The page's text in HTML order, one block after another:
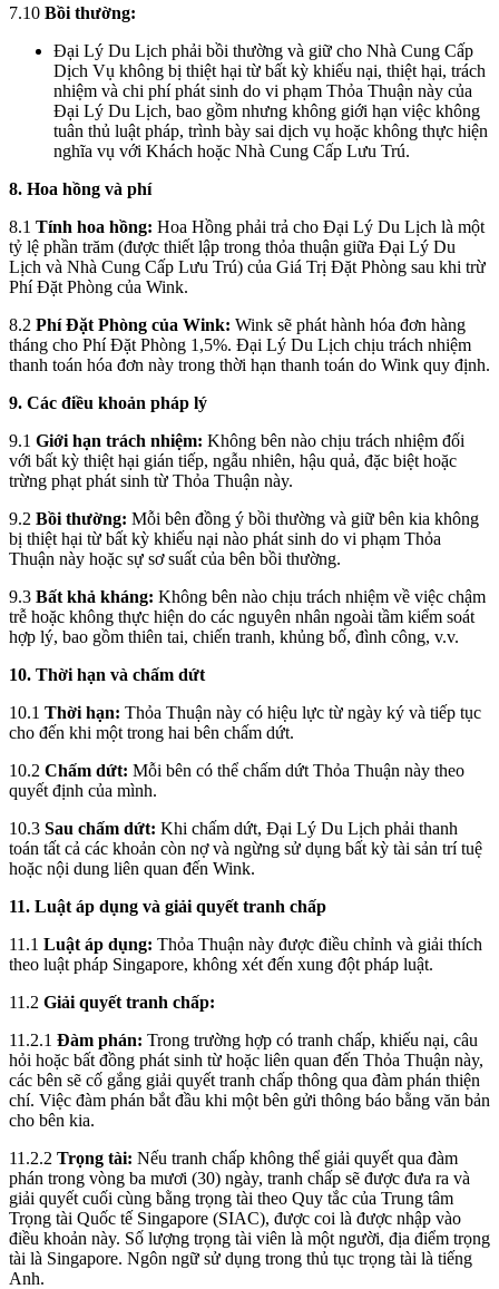
7.10 Bồi thường:
Đại Lý Du Lịch phải bồi thường và giữ cho Nhà Cung Cấp
Dịch Vụ không bị thiệt hại từ bất kỳ khiếu nại, thiệt hại, trách
nhiệm và chi phí phát sinh do vi phạm Thỏa Thuận này của
Đại Lý Du Lịch, bao gồm nhưng không giới hạn việc không
tuân thủ luật pháp, trình bày sai dịch vụ hoặc không thực hiện
nghĩa vụ với Khách hoặc Nhà Cung Cấp Lưu Trú.
8. Hoa hồng và phí
8.1 Tính hoa hồng: Hoa Hồng phải trả cho Đại Lý Du Lịch là một
tỷ lệ phần trăm (được thiết lập trong thỏa thuận giữa Đại Lý Du
Lịch và Nhà Cung Cấp Lưu Trú) của Giá Trị Đặt Phòng sau khi trừ
Phí Đặt Phòng của Wink.
8.2 Phí Đặt Phòng của Wink: Wink sẽ phát hành hóa đơn hàng
tháng cho Phí Đặt Phòng 1,5%. Đại Lý Du Lịch chịu trách nhiệm
thanh toán hóa đơn này trong thời hạn thanh toán do Wink quy định.
9. Các điều khoản pháp lý
9.1 Giới hạn trách nhiệm: Không bên nào chịu trách nhiệm đối
với bất kỳ thiệt hại gián tiếp, ngẫu nhiên, hậu quả, đặc biệt hoặc
trừng phạt phát sinh từ Thỏa Thuận này.
9.2 Bồi thường: Mỗi bên đồng ý bồi thường và giữ bên kia không
bị thiệt hại từ bất kỳ khiếu nại nào phát sinh do vi phạm Thỏa
Thuận này hoặc sự sơ suất của bên bồi thường.
9.3 Bất khả kháng: Không bên nào chịu trách nhiệm về việc chậm
trễ hoặc không thực hiện do các nguyên nhân ngoài tầm kiểm soát
hợp lý, bao gồm thiên tai, chiến tranh, khủng bố, đình công, v.v.
10. Thời hạn và chấm dứt
10.1 Thời hạn: Thỏa Thuận này có hiệu lực từ ngày ký và tiếp tục
cho đến khi một trong hai bên chấm dứt.
10.2 Chấm dứt: Mỗi bên có thể chấm dứt Thỏa Thuận này theo
quyết định của mình.
10.3 Sau chấm dứt: Khi chấm dứt, Đại Lý Du Lịch phải thanh
toán tất cả các khoản còn nợ và ngừng sử dụng bất kỳ tài sản trí tuệ
hoặc nội dung liên quan đến Wink.
11. Luật áp dụng và giải quyết tranh chấp
11.1 Luật áp dụng: Thỏa Thuận này được điều chỉnh và giải thích
theo luật pháp Singapore, không xét đến xung đột pháp luật.
11.2 Giải quyết tranh chấp:
11.2.1 Đàm phán: Trong trường hợp có tranh chấp, khiếu nại, câu
hỏi hoặc bất đồng phát sinh từ hoặc liên quan đến Thỏa Thuận này,
các bên sẽ cố gắng giải quyết tranh chấp thông qua đàm phán thiện
chí. Việc đàm phán bắt đầu khi một bên gửi thông báo bằng văn bản
cho bên kia.
11.2.2 Trọng tài: Nếu tranh chấp không thể giải quyết qua đàm
phán trong vòng ba mươi (30) ngày, tranh chấp sẽ được đưa ra và
giải quyết cuối cùng bằng trọng tài theo Quy tắc của Trung tâm
Trọng tài Quốc tế Singapore (SIAC), được coi là được nhập vào
điều khoản này. Số lượng trọng tài viên là một người, địa điểm trọng
tài là Singapore. Ngôn ngữ sử dụng trong thủ tục trọng tài là tiếng
Anh.